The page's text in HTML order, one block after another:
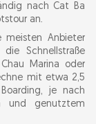
nach Cat Ba
an.
meisten Anbieter
Schnellstraße
Marina oder
mit etwa 2,5
je nach
und genutztem